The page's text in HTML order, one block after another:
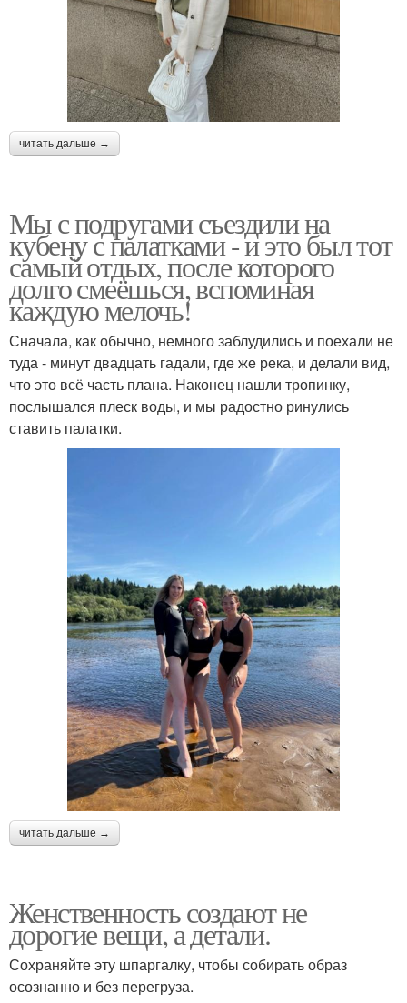
читать дальше →
Мы с подругами съездили на
кубену с палатками - и это был тот
самый отдых, после которого
долго смеёшься, вспоминая
каждую мелочь!
Сначала, как обычно, немного заблудились и поехали не
туда - минут двадцать гадали, где же река, и делали вид,
что это всё часть плана. Наконец нашли тропинку,
послышался плеск воды, и мы радостно ринулись
ставить палатки.
читать дальше →
Женственность создают не
дорогие вещи, а детали.
Сохраняйте эту шпаргалку, чтобы собирать образ
осознанно и без перегруза.